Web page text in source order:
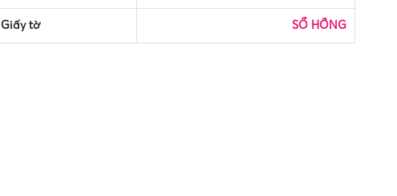
Giấy tờ SỔ HỒNG